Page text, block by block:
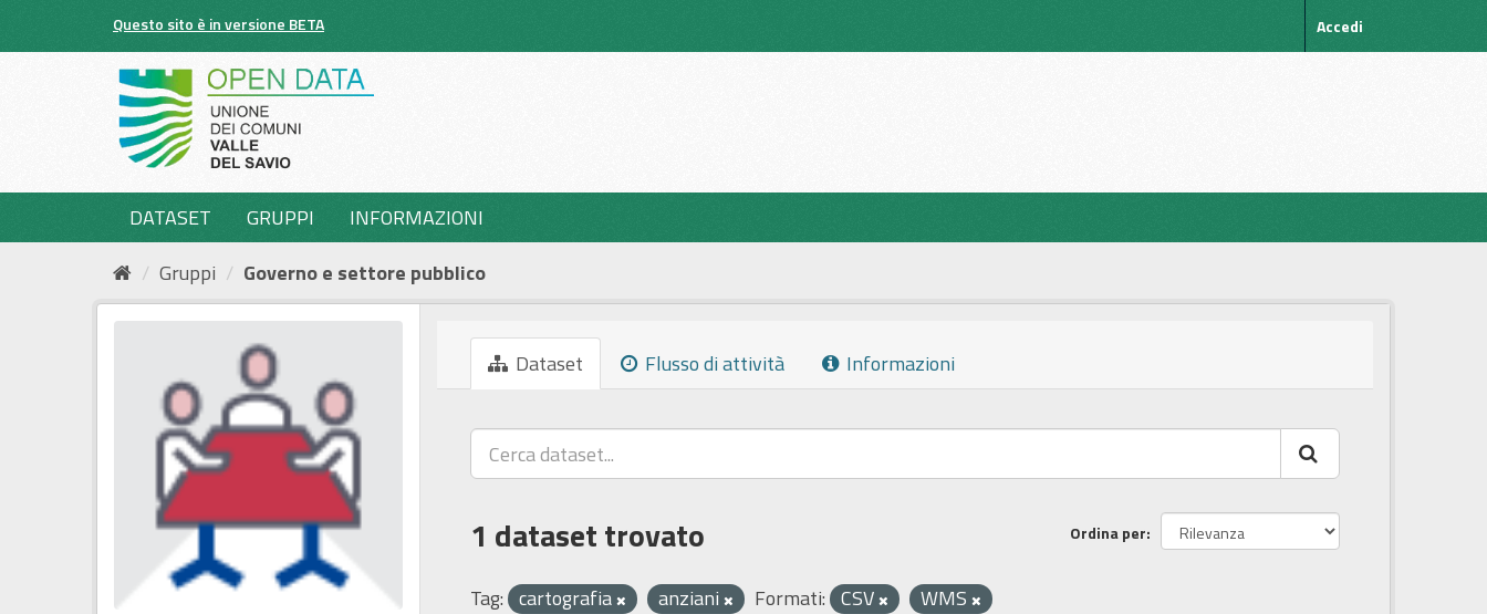
Questo sito è in versione BETA Accedi
DATASET GRUPPI
INFORMAZIONI
Gruppi
Governo e settore pubblico
Dataset Flusso di attività Informazioni
Ordina per
1 dataset trovato
Tag: cartografia anziani Formati: CSV WMS